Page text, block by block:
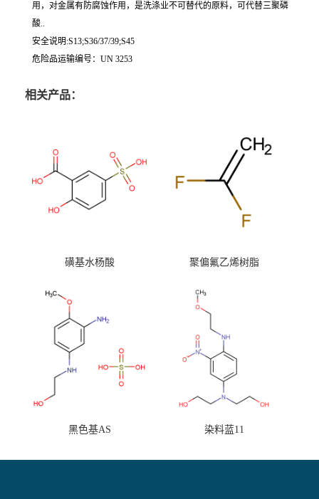
用，对金属有防腐蚀作用，是洗涤业不可替代的原料，可代替三聚磷
酸..
安全说明:S13;S36/37/39;S45
危险品运输编号：UN 3253
相关产品：
磺基水杨酸 聚偏氟乙烯树脂
黑色基AS 染料蓝11